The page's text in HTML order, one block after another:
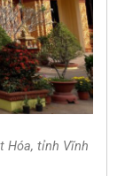
Hóa, tỉnh Vĩnh